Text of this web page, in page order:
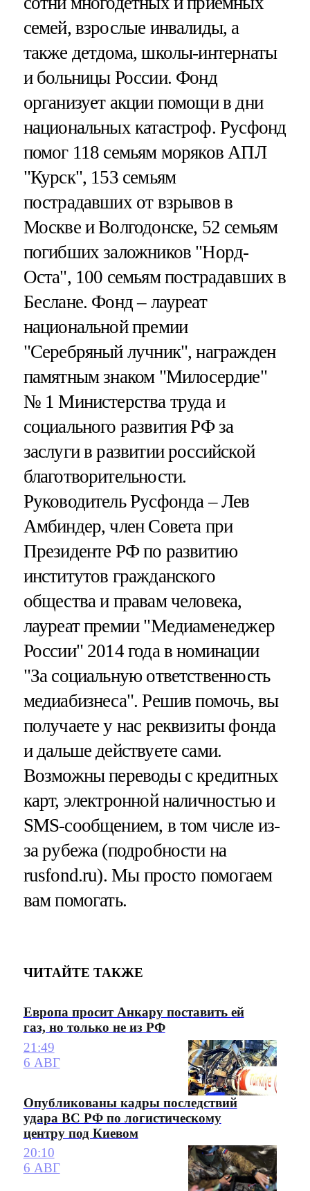
семей, взрослые инвалиды, а
также детдома, школы-интернаты
и больницы России. Фонд
организует акции помощи в дни
национальных катастроф. Русфонд
помог 118 семьям моряков АПЛ
"Курск", 153 семьям
пострадавших от взрывов в
Москве и Волгодонске, 52 семьям
погибших заложников "Норд-
Оста", 100 семьям пострадавших в
Беслане. Фонд – лауреат
национальной премии
"Серебряный лучник", награжден
памятным знаком "Милосердие"
№ 1 Министерства труда и
социального развития РФ за
заслуги в развитии российской
благотворительности.
Руководитель Русфонда – Лев
Амбиндер, член Совета при
Президенте РФ по развитию
институтов гражданского
общества и правам человека,
лауреат премии "Медиаменеджер
России" 2014 года в номинации
"За социальную ответственность
медиабизнеса". Решив помочь, вы
получаете у нас реквизиты фонда
и дальше действуете сами.
Возможны переводы с кредитных
карт, электронной наличностью и
SMS-сообщением, в том числе из-
за рубежа (подробности на
rusfond.ru). Мы просто помогаем
вам помогать.
ЧИТАЙТЕ ТАКЖЕ
Европа просит Анкару поставить ей
газ, но только не из РФ
21:49
6 АВГ
Опубликованы кадры последствий
удара ВС РФ по логистическому
центру под Киевом
20:10
6 АВГ